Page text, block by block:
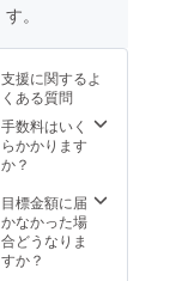
きく刻
名前の
場合、
原則
ローマ
字表記
30cm
縦16cm
を予定
してい
す。
支援に関するよ
くある質問
手数料はいく
らかかります
か？
目標金額に届
かなかった場
合どうなりま
すか？